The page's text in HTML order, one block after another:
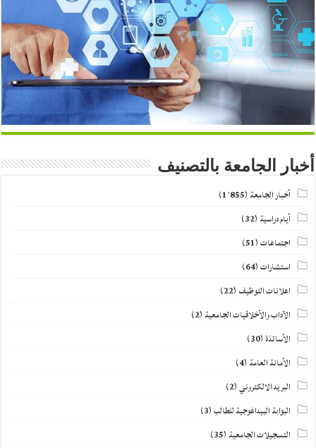
أخبار الجامعة بالتصنيف
أخبار الجامعة (1٬855)
أيام دراسية (32)
اجتماعات(51)
استشارات(64)
اعلانات التوظيف (22)
الآداب والأخلاقيات الجامعية (2)
الأساتذة(30)
الأمانة العامة (4)
البريد الالكتروني(2)
البوابة البيداغوجية للطالب(3)
التسجيلات الجامعية (35)